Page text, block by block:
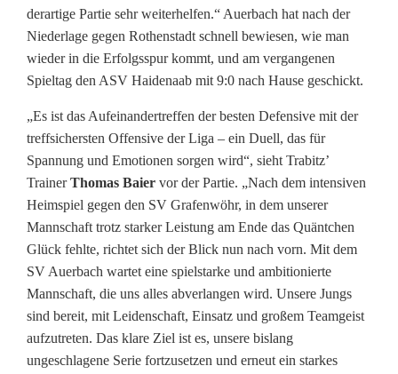
g
derartige Partie sehr weiterhelfen.“ Auerbach hat nach der
Niederlage gegen Rothenstadt schnell bewiesen, wie man
wieder in die Erfolgsspur kommt, und am vergangenen
Spieltag den ASV Haidenaab mit 9:0 nach Hause geschickt.
„Es ist das Aufeinandertreffen der besten Defensive mit der
treffsichersten Offensive der Liga – ein Duell, das für
Spannung und Emotionen sorgen wird“, sieht Trabitz’
TrainerThomas Baier vor der Partie. „Nach dem intensiven
Heimspiel gegen den SV Grafenwöhr, in dem unserer
Mannschaft trotz starker Leistung am Ende das Quäntchen
Glück fehlte, richtet sich der Blick nun nach vorn. Mit dem
SV Auerbach wartet eine spielstarke und ambitionierte
Mannschaft, die uns alles abverlangen wird. Unsere Jungs
sind bereit, mit Leidenschaft, Einsatz und großem Teamgeist
aufzutreten. Das klare Ziel ist es, unsere bislang
ungeschlagene Serie fortzusetzen und erneut ein starkes